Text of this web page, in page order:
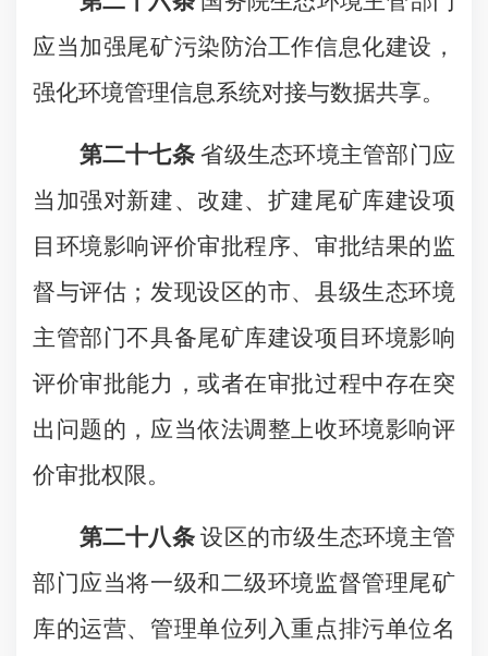
应当加强尾矿污染防治工作信息化建设，
强化环境管理信息系统对接与数据共享。
第二十七条省级生态环境主管部门应
当加强对新建、改建、扩建尾矿库建设项
目环境影响评价审批程序、审批结果的监
督与评估；发现设区的市、县级生态环境
主管部门不具备尾矿库建设项目环境影响
评价审批能力，或者在审批过程中存在突
出问题的，应当依法调整上收环境影响评
价审批权限。
第二十八条设区的市级生态环境主管
部门应当将一级和二级环境监督管理尾矿
库的运营、管理单位列入重点排污单位名